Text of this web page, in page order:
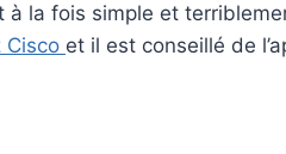
à la fois simple et
Cisco et il est conseillé de